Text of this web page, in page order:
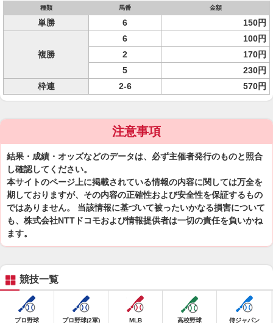
種類 馬番 金額
単勝 6 150円
複勝
6
100円
2
170円
5
230円
枠連
2-6 570円
注意事項
結果・成績・オッズなどのデータは、必ず主催者発行のものと照合
し確認してください。
本サイトのページ上に掲載されている情報の内容に関しては万全を
期しておりますが、その内容の正確性および安全性を保証するもの
ではありません。 当該情報に基づいて被ったいかなる損害について
も、株式会社NTTドコモおよび情報提供者は一切の責任を負いかね
ます。
競技一覧
プロ野球 プロ野球(2軍) MLB 高校野球 侍ジャパン